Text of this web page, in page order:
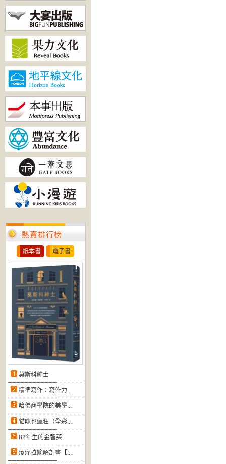
熱賣排行榜
紙本書 電子書
莫斯科紳士
精準寫作：寫作力...
哈佛商學院的美學...
貓咪也瘋狂（全彩...
82年生的金智英
痠痛拉筋解剖書【...